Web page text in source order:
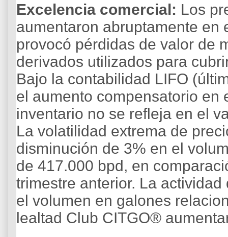
Excelencia comercial: Los
aumentaron abruptamente en
provocó pérdidas de valor de
derivados utilizados para
Bajo la contabilidad LIFO
el aumento compensatorio en
inventario no se refleja en el
La volatilidad extrema de
disminución de 3% en el
de 417.000 bpd, en
trimestre anterior. La
el volumen en galones
lealtad Club CITGO®